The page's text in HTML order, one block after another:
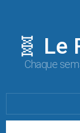
🧬 Le
Chaque
: